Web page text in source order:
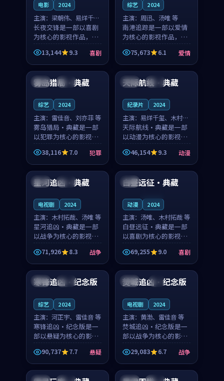
电影 2024
主演： 梁朝伟、易烊千玺
等
长夜交锋是一部以喜剧
为核心的影视作品，围
绕危机、反转与人物成
长展开，整体节奏紧
凑，值得推荐观看。
13,144 9.3 喜剧
综艺 2024
主演： 周迅、汤唯 等
南港追踪是一部以爱情
为核心的影视作品，围
绕危机、反转与人物成
长展开，整体节奏紧
凑，值得推荐观看。
75,673 6.1 爱情
美国 杜比
雾岛猎局·典藏
综艺 2024
主演： 雷佳音、刘亦菲 等
雾岛猎局·典藏是一部
以犯罪为核心的影视作
品，围绕危机、反转与
人物成长展开，整体节
奏紧凑，值得推荐观
38,116 7.0 犯罪
中国 高分
天际航线·典藏
纪录片 2024
主演： 易烊千玺、木村拓
哉 等
天际航线·典藏是一部
以动漫为核心的影视作
品，围绕危机、反转与
人物成长展开，整体节
奏紧凑，值得推荐观
看。
46,154 9.3 动漫
中国 完结
星河追凶·典藏
电视剧 2024
主演： 木村拓哉、汤唯 等
星河追凶·典藏是一部
以战争为核心的影视作
品，围绕危机、反转与
人物成长展开，整体节
奏紧凑，值得推荐观
看。
71,926 8.3 战争
泰国
白昼远征·典藏
动漫 2024
主演： 汤唯、木村拓哉 等
白昼远征·典藏是一部
以喜剧为核心的影视作
品，围绕危机、反转与
人物成长展开，整体节
奏紧凑，值得推荐观
看。
69,255 9.0 喜剧
中国 杜比
寒锋追凶·纪念版
综艺 2024
主演： 河正宇、雷佳音 等
寒锋追凶·纪念版是一
部以悬疑为核心的影视
作品，围绕危机、反转
与人物成长展开，整体
节奏紧凑，值得推荐观
看。
90,737 7.7 悬疑
中国 4K
焚城追凶·纪念版
电视剧 2024
主演： 黄渤、雷佳音 等
焚城追凶·纪念版是一
部以战争为核心的影视
作品，围绕危机、反转
与人物成长展开，整体
节奏紧凑，值得推荐观
看。
29,083 6.7 战争